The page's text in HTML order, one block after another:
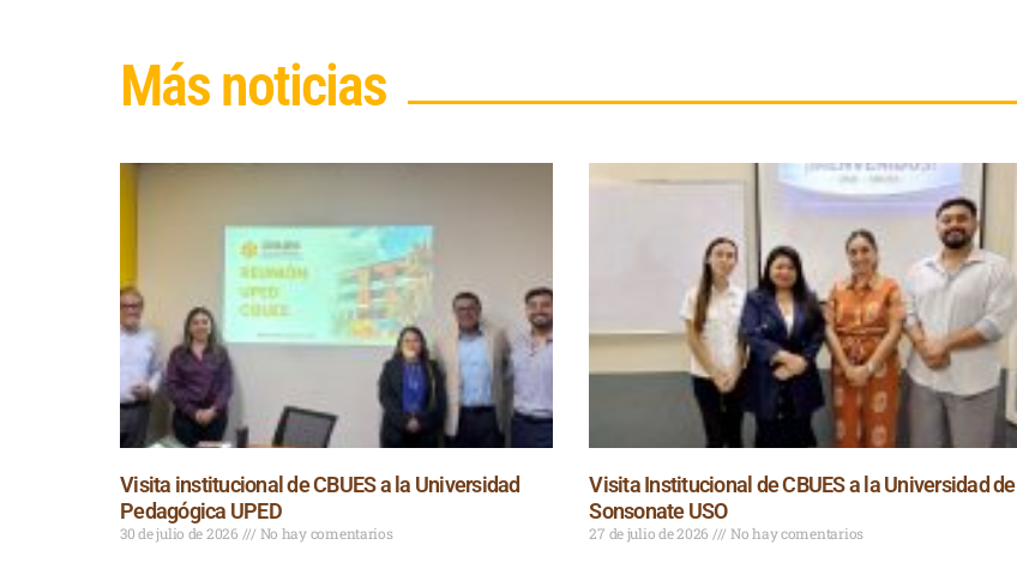
Más noticias
Visita institucional de CBUES a la Universidad
Pedagógica UPED
30 de julio de 2026 No hay comentarios
Visita Institucional de CBUES a la Universidad de
Sonsonate USO
27 de julio de 2026 No hay comentarios